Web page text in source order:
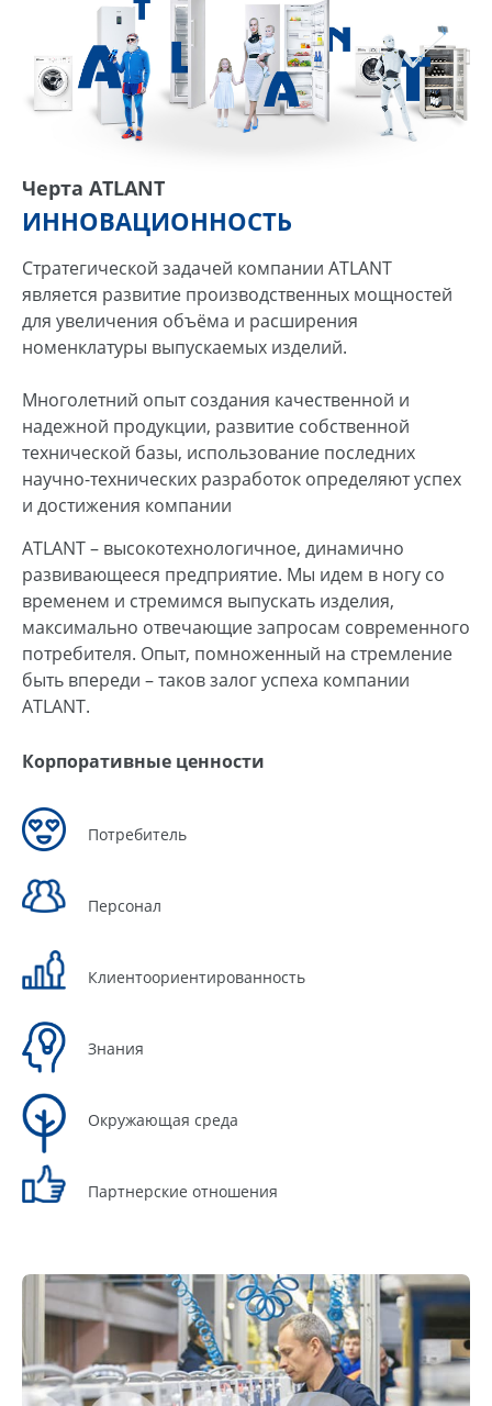
Черта ATLANT
ИННОВАЦИОННОСТЬ
Стратегической задачей компании ATLANT
является развитие производственных мощностей
для увеличения объёма и расширения
номенклатуры выпускаемых изделий.
Многолетний опыт создания качественной и
надежной продукции, развитие собственной
технической базы, использование последних
научно-технических разработок определяют успех
и достижения компании
ATLANT – высокотехнологичное, динамично
развивающееся предприятие. Мы идем в ногу со
временем и стремимся выпускать изделия,
максимально отвечающие запросам современного
потребителя. Опыт, помноженный на стремление
быть впереди – таков залог успеха компании
ATLANT.
Корпоративные ценности
Потребитель
Персонал
Клиентоориентированность
Знания
Окружающая среда
Партнерские отношения